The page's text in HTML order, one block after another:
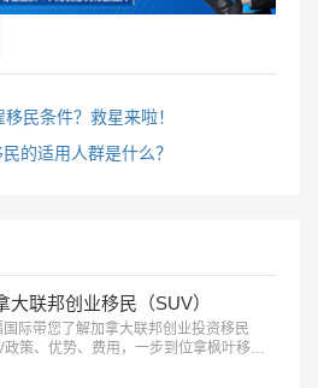
民条件？救星来啦！
的适用人群是什么？
大联邦创业移民（SUV）
国际带您了解加拿大联邦创业投资移民
政策、优势、费用，一步到位拿枫叶移